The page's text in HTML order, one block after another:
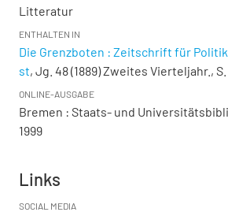
Litteratur
ENTHALTEN IN
Die Grenzboten : Zeitschrift für
st, Jg. 48 (1889) Zweites Vierteljahr.,
ONLINE-AUSGABE
Bremen : Staats- und
1999
Links
SOCIAL MEDIA